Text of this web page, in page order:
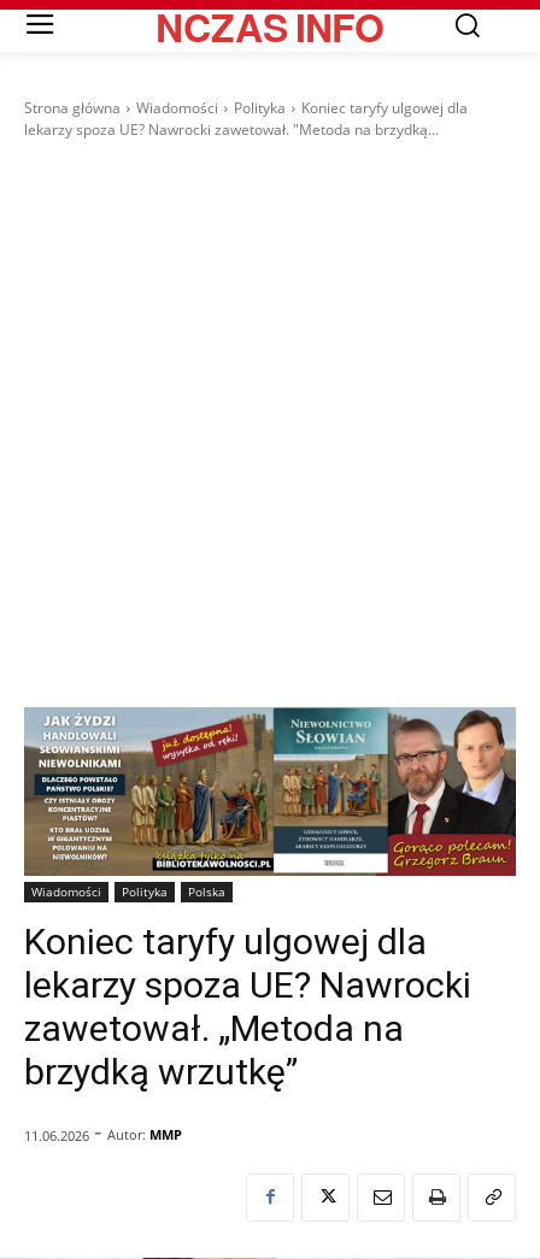
NCZASINFO
Strona główna Wiadomości Polityka
Koniec taryfy ulgowej dla
lekarzy spoza UE? Nawrocki zawetował. "Metoda na brzydką...
Wiadomości Polityka Polska
Koniec taryfy ulgowej dla
lekarzy spoza UE? Nawrocki
zawetował. „Metoda na
brzydką wrzutkę”
11.06.2026 - Autor: MMP